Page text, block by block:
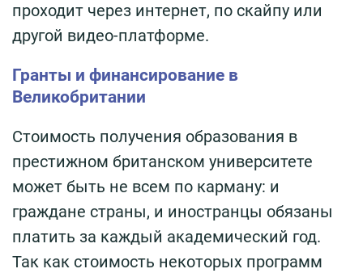
проходит через интернет, по скайпу или
другой видео-платформе.
Гранты и финансирование в
Великобритании
Стоимость получения образования в
престижном британском университете
может быть не всем по карману: и
граждане страны, и иностранцы обязаны
платить за каждый академический год.
Так как стоимость некоторых программ